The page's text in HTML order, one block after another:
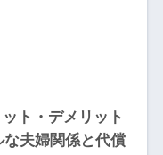
ト・デメリット
夫婦関係と代償